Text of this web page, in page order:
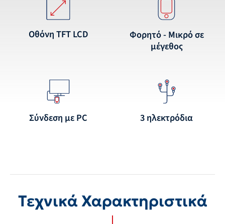
Οθόνη TFT LCD
Φορητό - Μικρό σε
μέγεθος
Σύνδεση με PC 3 ηλεκτρόδια
Τεχνικά Χαρακτηριστικά